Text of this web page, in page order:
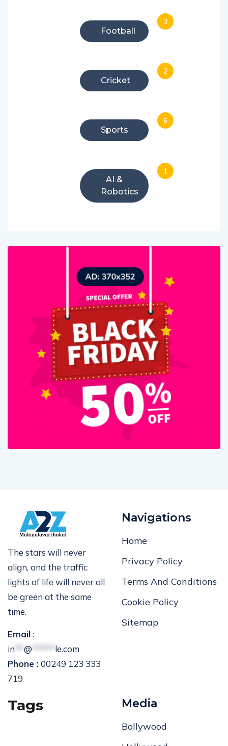
Football
3
Cricket
2
Sports
6
AI &
Robotics
1
The stars will never
align, and the traffic
lights of life will never all
be green at the same
time.
Email:
in ** @ ***** le.com
Phone :00249 123 333
719
Navigations
Home
Privacy Policy
Terms And Conditions
Cookie Policy
Sitemap
Tags Media
Bollywood